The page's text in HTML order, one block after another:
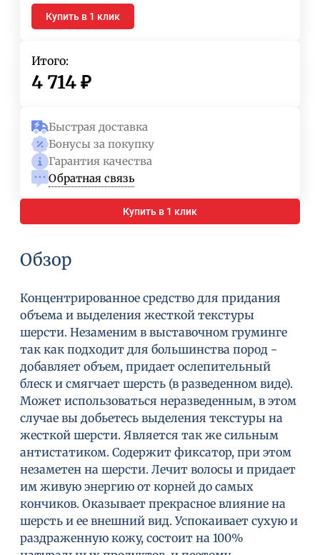
Купить в 1 клик
Итого:
4 714₽
Быстрая доставка
Бонусы за покупку
Гарантия качества
Обратная связь
Купить в 1 клик
Обзор
Концентрированное средство для придания
объема и выделения жесткой текстуры
шерсти. Незаменим в выставочном груминге
так как подходит для большинства пород -
добавляет объем, придает ослепительный
блеск и смягчает шерсть (в разведенном виде).
Может использоваться неразведенным, в этом
случае вы добьетесь выделения текстуры на
жесткой шерсти. Является так же сильным
антистатиком. Содержит фиксатор, при этом
незаметен на шерсти. Лечит волосы и придает
им живую энергию от корней до самых
кончиков. Оказывает прекрасное влияние на
шерсть и ее внешний вид. Успокаивает сухую и
раздраженную кожу, состоит на 100%